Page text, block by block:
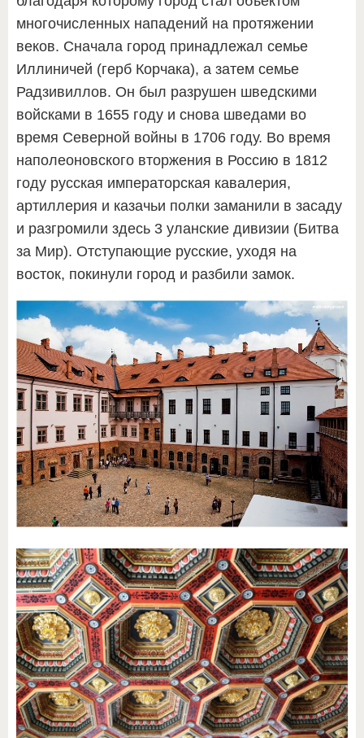
многочисленных нападений на протяжении
веков. Сначала город принадлежал семье
Иллиничей (герб Корчака), а затем семье
Радзивиллов. Он был разрушен шведскими
войсками в 1655 году и снова шведами во
время Северной войны в 1706 году. Во время
наполеоновского вторжения в Россию в 1812
году русская императорская кавалерия,
артиллерия и казачьи полки заманили в засаду
и разгромили здесь 3 уланские дивизии (Битва
за Мир). Отступающие русские, уходя на
восток, покинули город и разбили замок.